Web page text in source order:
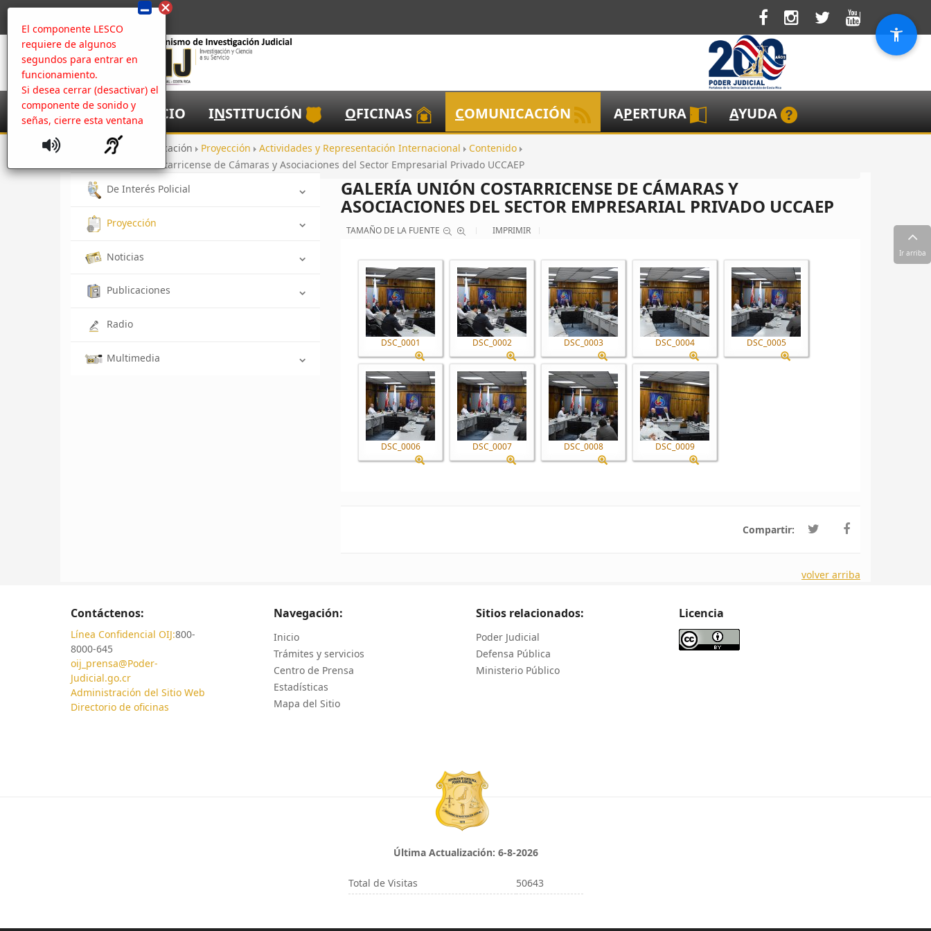
El componente LESCO
requiere de algunos
segundos para entrar en
funcionamiento.
Si desea cerrar (desactivar) el
componente de sonido y
señas, cierre esta ventana
NICIO INSTITUCIÓN OFICINAS COMUNICACIÓN APERTURA AYUDA
Inicio Comunicación Proyección Actividades y Representación Internacional
Contenido
Galería Unión Costarricense de Cámaras y Asociaciones del Sector Empresarial Privado UCCAEP
De Interés Policial
Proyección
Noticias
Publicaciones
Radio
Multimedia
GALERÍA UNIÓN COSTARRICENSE DE CÁMARAS Y
ASOCIACIONES DEL SECTOR EMPRESARIAL PRIVADO UCCAEP
TAMAÑO DE LA FUENTE IMPRIMIR
DSC_0001 DSC_0002 DSC_0003 DSC_0004 DSC_0005
DSC_0006 DSC_0007 DSC_0008 DSC_0009
Compartir:
volver arriba
Contáctenos:
Línea Confidencial OIJ:800-
8000-645
oij_prensa@Poder-
Judicial.go.cr
Administración del Sitio Web
Directorio de oficinas
Navegación:
Inicio
Trámites y servicios
Centro de Prensa
Estadísticas
Mapa del Sitio
Sitios relacionados:
Poder Judicial
Defensa Pública
Ministerio Público
Licencia
Última Actualización: 6-8-2026
Total de Visitas 50643
Ir arriba